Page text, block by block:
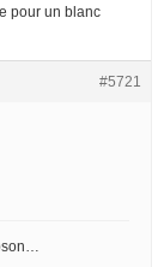
pour un blanc
#5721